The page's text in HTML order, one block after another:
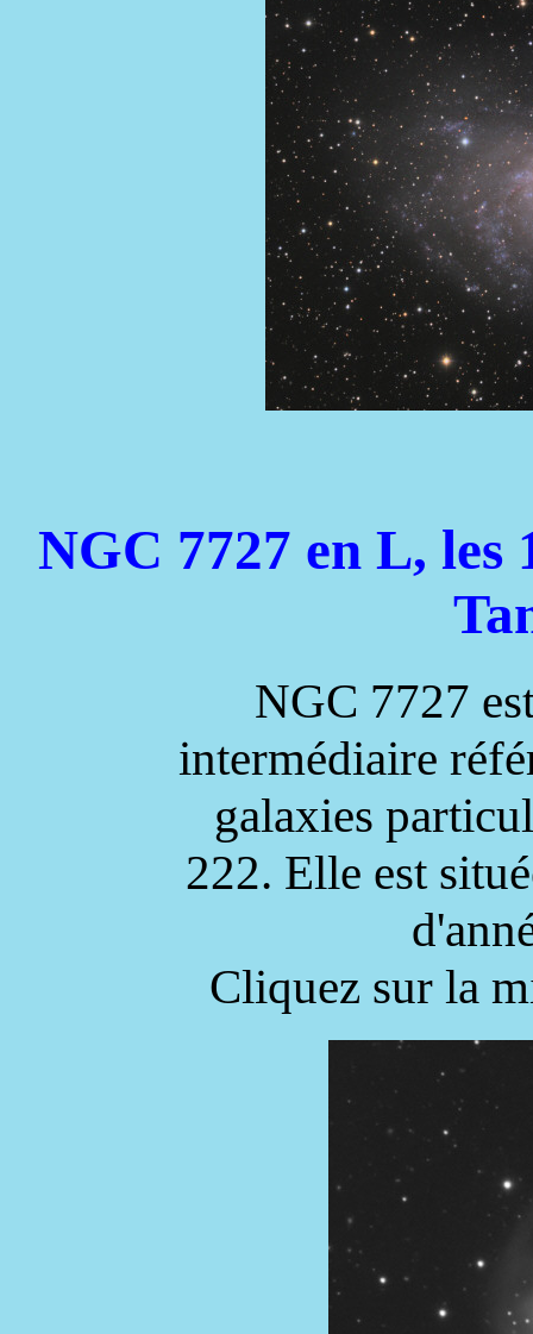
NGC 7727 en L, les
NGC 7727
intermédiaire
galaxies
222. Elle est
Cliquez sur la